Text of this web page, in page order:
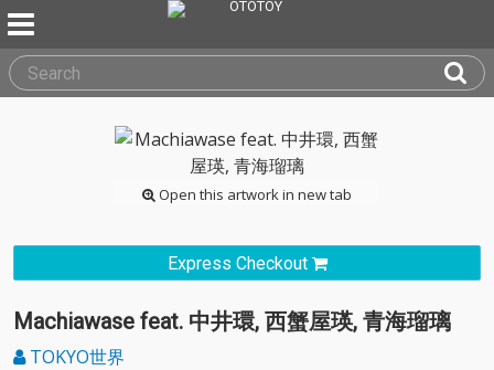
Open this artwork in new tab
Express Checkout
Machiawase feat. 中井環, 西蟹屋瑛, 青海瑠璃
TOKYO世界